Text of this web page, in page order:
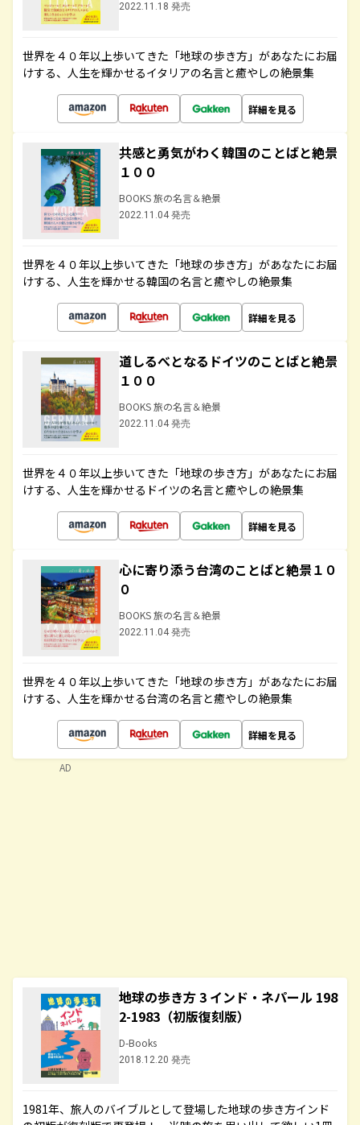
2022.11.18 発売
世界を４０年以上歩いてきた「地球の歩き方」があなたにお届
けする、人生を輝かせるイタリアの名言と癒やしの絶景集
詳細を見る
共感と勇気がわく韓国のことばと絶景
１００
BOOKS 旅の名言＆絶景
2022.11.04 発売
世界を４０年以上歩いてきた「地球の歩き方」があなたにお届
けする、人生を輝かせる韓国の名言と癒やしの絶景集
詳細を見る
道しるべとなるドイツのことばと絶景
１００
BOOKS 旅の名言＆絶景
2022.11.04 発売
世界を４０年以上歩いてきた「地球の歩き方」があなたにお届
けする、人生を輝かせるドイツの名言と癒やしの絶景集
詳細を見る
心に寄り添う台湾のことばと絶景１０
０
BOOKS 旅の名言＆絶景
2022.11.04 発売
世界を４０年以上歩いてきた「地球の歩き方」があなたにお届
けする、人生を輝かせる台湾の名言と癒やしの絶景集
詳細を見る
地球の歩き方 3 インド・ネパール 198
2-1983（初版復刻版）
D-Books
2018.12.20 発売
1981年、旅人のバイブルとして登場した地球の歩き方インド
AD